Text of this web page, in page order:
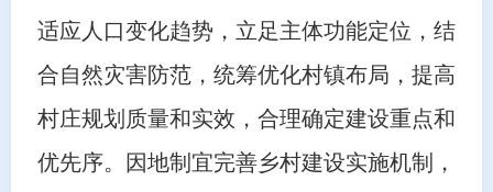
适应人口变化趋势，立足主体功能定位，结
合自然灾害防范，统筹优化村镇布局，提高
村庄规划质量和实效，合理确定建设重点和
优先序。因地制宜完善乡村建设实施机制，